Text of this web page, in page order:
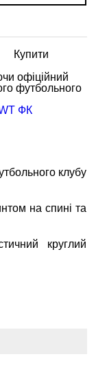
Купити
офіційний
футбольного
клубу
на спині та
круглий